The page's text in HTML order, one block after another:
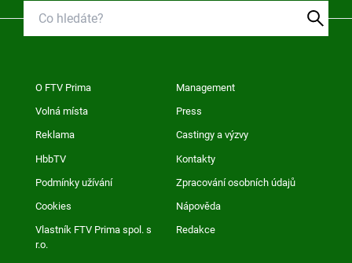
O FTV Prima Management
Volná místa Press
Reklama Castingy a výzvy
HbbTV Kontakty
Podmínky užívání Zpracování osobních údajů
Cookies Nápověda
Vlastník FTV Prima spol. s
r.o.
Redakce